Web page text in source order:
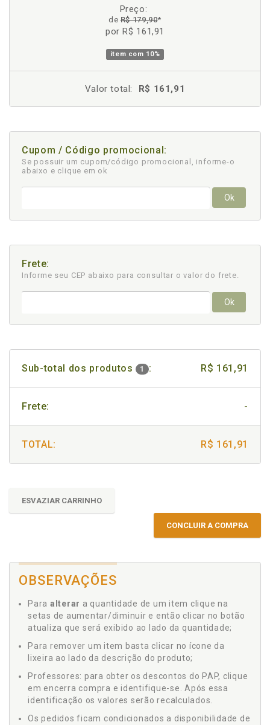
Preço:
deR$ 179,90*
por R$ 161,91
item com 10%
Valor total: R$ 161,91
Cupom / Código promocional:
Se possuir um cupom/código promocional, informe-o
abaixo e clique em ok
Ok
Frete:
Informe seu CEP abaixo para consultar o valor do frete.
Ok
Sub-total dos produtos 1 : R$ 161,91
Frete: -
TOTAL: R$ 161,91
ESVAZIAR CARRINHO
CONCLUIR A COMPRA
OBSERVAÇÕES
Para alterar a quantidade de um item clique na
setas de aumentar/diminuir e então clicar no botão
atualiza que será exibido ao lado da quantidade;
Para remover um item basta clicar no ícone da
lixeira ao lado da descrição do produto;
Professores: para obter os descontos do PAP, clique
em encerra compra e identifique-se. Após essa
identificação os valores serão recalculados.
Os pedidos ficam condicionados a disponibilidade de